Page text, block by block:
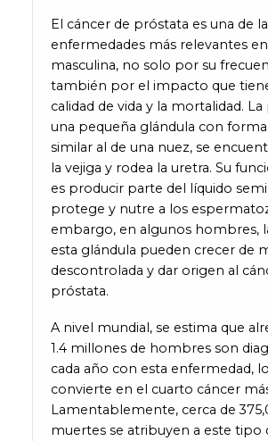
El cáncer de próstata es una de
enfermedades más relevantes
masculina, no solo por su
también por el impacto que
calidad de vida y la mortalidad.
una pequeña glándula con
similar al de una nuez, se
la vejiga y rodea la uretra. Su
es producir parte del líquido
protege y nutre a los
embargo, en algunos hombres,
esta glándula pueden crecer de
descontrolada y dar origen al
próstata.
A nivel mundial, se estima que
1.4 millones de hombres son
cada año con esta enfermedad,
convierte en el cuarto cáncer
Lamentablemente, cerca de
muertes se atribuyen a este tipo